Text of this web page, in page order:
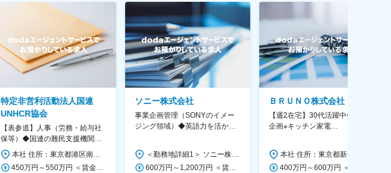
特定非営利活動法人国連
UNHCR協会
【表参道】人事（労務・給与社
保等）◆国連の難民支援機関の
活動を支える日本公式支援窓口
◆正職員登用前提
本社 住所：東京都港区南青山6-10-11 ウェスレーセンター3F 勤務地最寄駅：地下鉄各線／表参道駅 受動喫煙対策：屋内全面禁煙 変更の範囲：会社の定める事業所（リモートワーク含む）
450万円～550万円 ＜賃金形態＞ 月給制 ＜賃金内訳＞ 月額（基本給）：340,000円～420,000円 ＜月給＞ 340,000円～420,000円 ＜昇給有無＞ 有 ＜残業手当＞ 有 ＜給与補足＞ ※能力・経験によって決定します。 ■賞与あり（業績評価に応じて支給） 賃金はあくまでも目安の金額であり、選考を通じて上下する可能性があります。 月給(月額)は固定手当を含めた表記です。
ソニー株式会社
事業企画管理（SONYのイメー
ジング領域）◆英語力を活か
＜勤務地詳細1＞ ソニー株式会社 住所：神奈川県横浜市西区みなとみらい5-1-1 受動喫煙対策：屋内全面禁煙 ＜勤務地詳細2＞ ソニーシティ大崎 住所：東京都品川区大崎2-10-1 勤務地最寄駅：JR線／大崎駅 受動喫煙対策：屋内全面禁煙 変更の範囲：会社の定める事業所（リモートワーク含む）
600万円～1,200万円 ＜賃金形態＞ 月給制 ＜賃金内訳＞ 月額（基本給）：350,000円～500,000円 ＜月給＞ 350,000円～500,000円 ＜昇給有無＞ 有 ＜残業手当＞ 有 ＜給与補足＞ ※年収は経験や能力を考慮の上、当社規定により決定します。 賃金はあくまでも目安の金額であり、選考を通じて上下する可能性があります。 月給(月額)は固定手当を含めた表記です。
ＢＲＵＮＯ株式会社
【週2在宅】30代活躍中◆商品
企画※キッチン家電
画～調達／働き方◎